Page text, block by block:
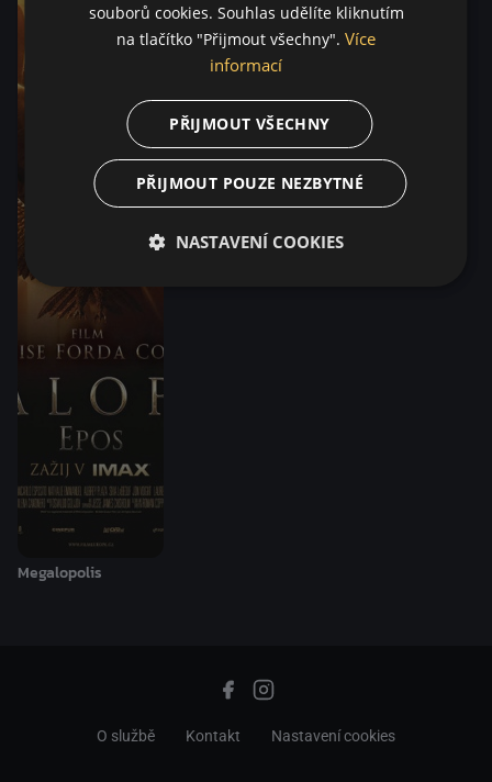
Megalopolis
O službě Kontakt Nastavení cookies
souborů cookies. Souhlas udělíte kliknutím
na tlačítko "Přijmout všechny". Více
informací
PŘIJMOUT VŠECHNY
PŘIJMOUT POUZE NEZBYTNÉ
NASTAVENÍ COOKIES